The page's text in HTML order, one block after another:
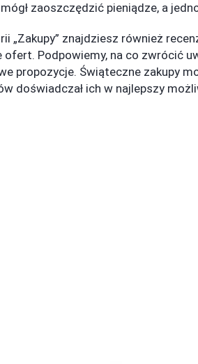
zaoszczędzić pieniądze, a
„Zakupy” znajdziesz również
ofert. Podpowiemy, na co zwrócić
propozycje. Świąteczne zakupy
doświadczał ich w najlepszy